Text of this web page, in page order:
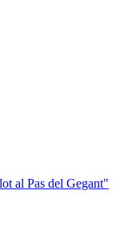
al Pas del Gegant"